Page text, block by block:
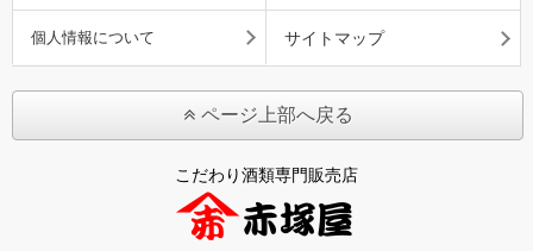
個人情報について サイトマップ
ページ上部へ戻る
こだわり酒類専門販売店